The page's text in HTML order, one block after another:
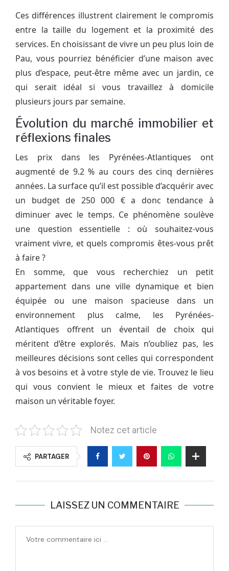
Ces différences illustrent clairement le compromis
entre la taille du logement et la proximité des
services. En choisissant de vivre un peu plus loin de
Pau, vous pourriez bénéficier d’une maison avec
plus d’espace, peut-être même avec un jardin, ce
qui serait idéal si vous travaillez à domicile
plusieurs jours par semaine.
Évolution du marché immobilier et
réflexions finales
Les prix dans les Pyrénées-Atlantiques ont
augmenté de 9.2 % au cours des cinq dernières
années. La surface qu’il est possible d’acquérir avec
un budget de 250 000 € a donc tendance à
diminuer avec le temps. Ce phénomène soulève
une question essentielle : où souhaitez-vous
vraiment vivre, et quels compromis êtes-vous prêt
à faire ?
En somme, que vous recherchiez un petit
appartement dans une ville dynamique et bien
équipée ou une maison spacieuse dans un
environnement plus calme, les Pyrénées-
Atlantiques offrent un éventail de choix qui
méritent d’être explorés. Mais n’oubliez pas, les
meilleures décisions sont celles qui correspondent
à vos besoins et à votre style de vie. Trouvez le lieu
qui vous convient le mieux et faites de votre
maison un véritable foyer.
Notez cet article
PARTAGER
LAISSEZ UN COMMENTAIRE